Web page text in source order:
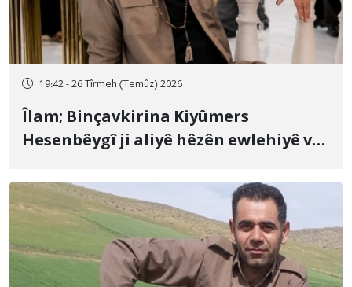
19:42 - 26 Tîrmeh (Temûz) 2026
Îlam; Binçavkirina Kiyûmers
Hesenbêygî ji aliyê hêzên ewlehiyê ve